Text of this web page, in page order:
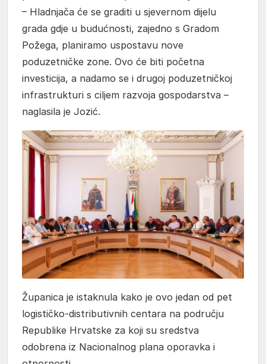
– Hladnjača će se graditi u sjevernom dijelu
grada gdje u budućnosti, zajedno s Gradom
Požega, planiramo uspostavu nove
poduzetničke zone. Ovo će biti početna
investicija, a nadamo se i drugoj poduzetničkoj
infrastrukturi s ciljem razvoja gospodarstva –
naglasila je Jozić.
Županica je istaknula kako je ovo jedan od pet
logističko-distributivnih centara na području
Republike Hrvatske za koji su sredstva
odobrena iz Nacionalnog plana oporavka i